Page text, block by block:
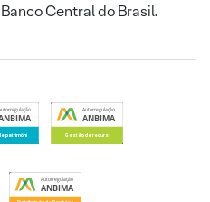
Central do Brasil.